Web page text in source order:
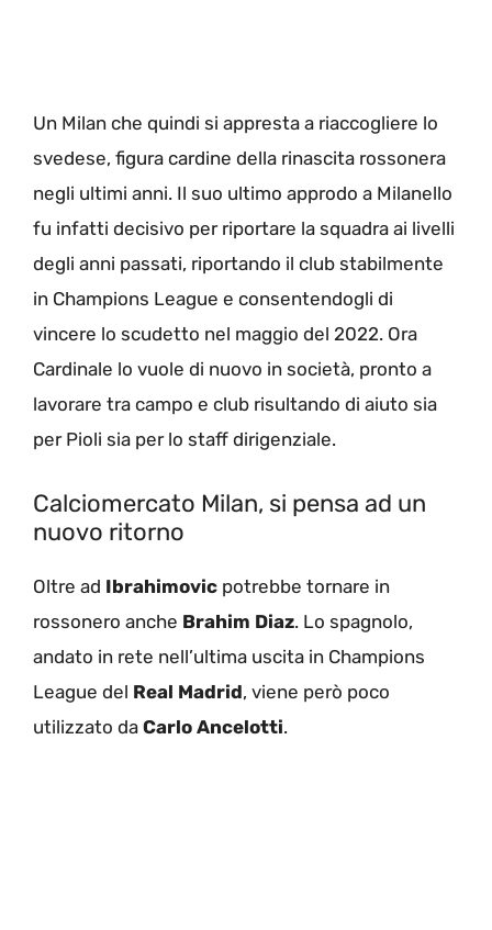
Un Milan che quindi si appresta a riaccogliere lo
svedese, figura cardine della rinascita rossonera
negli ultimi anni. Il suo ultimo approdo a Milanello
fu infatti decisivo per riportare la squadra ai livelli
degli anni passati, riportando il club stabilmente
in Champions League e consentendogli di
vincere lo scudetto nel maggio del 2022. Ora
Cardinale lo vuole di nuovo in società, pronto a
lavorare tra campo e club risultando di aiuto sia
per Pioli sia per lo staff dirigenziale.
Calciomercato Milan, si pensa ad un
nuovo ritorno
Oltre ad Ibrahimovic potrebbe tornare in
rossonero anche Brahim Diaz. Lo spagnolo,
andato in rete nell’ultima uscita in Champions
League del Real Madrid, viene però poco
utilizzato da Carlo Ancelotti.